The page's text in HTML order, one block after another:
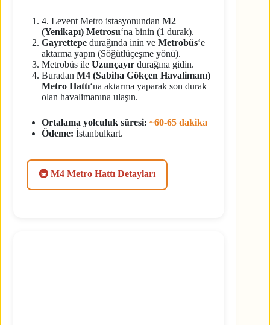
4. Levent Metro istasyonundan M2
(Yenikapı) Metrosu‘na binin (1 durak).
Gayrettepe durağında inin ve Metrobüs‘e
aktarma yapın (Söğütlüçeşme yönü).
Metrobüs ile Uzunçayır durağına gidin.
Buradan M4 (Sabiha Gökçen Havalimanı)
Metro Hattı‘na aktarma yaparak son durak
olan havalimanına ulaşın.
Ortalama yolculuk süresi: ~60-65 dakika
Ödeme: İstanbulkart.
🚇 M4 Metro Hattı Detayları